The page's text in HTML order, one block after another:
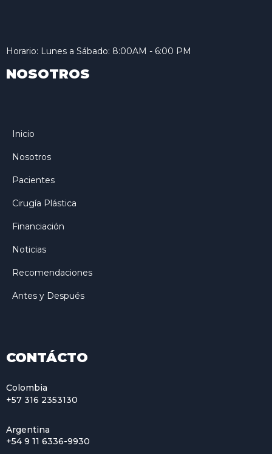
Horario: Lunes a Sábado: 8:00AM - 6:00 PM
NOSOTROS
Inicio
Nosotros
Pacientes
Cirugía Plástica
Financiación
Noticias
Recomendaciones
Antes y Después
CONTÁCTO
Colombia
+57 316 2353130
Argentina
+54 9 11 6336-9930